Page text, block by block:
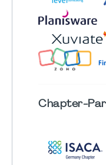
Chapter-